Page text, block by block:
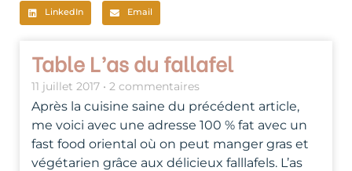
LinkedIn Email
Table L’as du fallafel
11 juillet 2017 2 commentaires
Après la cuisine saine du précédent article,
me voici avec une adresse 100 % fat avec un
fast food oriental où on peut manger gras et
végétarien grâce aux délicieux falllafels. L’as